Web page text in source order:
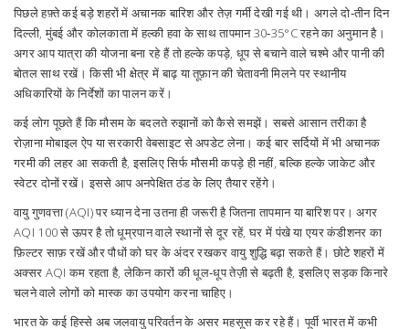
पिछले हफ़्ते कई बड़े शहरों में अचानक बारिश और तेज़ गर्मी देखी गई थी। अगले दो‑तीन दिन
दिल्ली, मुंबई और कोलकाता में हल्की हवा के साथ तापमान 30‑35°C रहने का अनुमान है।
अगर आप यात्रा की योजना बना रहे हैं तो हल्के कपड़े, धूप से बचाने वाले चश्मे और पानी की
बोतल साथ रखें। किसी भी क्षेत्र में बाढ़ या तूफ़ान की चेतावनी मिलने पर स्थानीय
अधिकारियों के निर्देशों का पालन करें।
कई लोग पूछते हैं कि मौसम के बदलते रुझानों को कैसे समझें। सबसे आसान तरीका है
रोज़ाना मोबाइल ऐप या सरकारी वेबसाइट से अपडेट लेना। कई बार सर्दियों में भी अचानक
गरमी की लहर आ सकती है, इसलिए सिर्फ मौसमी कपड़े ही नहीं, बल्कि हल्के जाकेट और
स्वेटर दोनों रखें। इससे आप अनपेक्षित ठंड के लिए तैयार रहेंगे।
वायु गुणवत्ता (AQI) पर ध्यान देना उतना ही जरूरी है जितना तापमान या बारिश पर। अगर
AQI 100 से ऊपर है तो धूम्रपान वाले स्थानों से दूर रहें, घर में पंखे या एयर कंडीशनर का
फ़िल्टर साफ़ रखें और पौधों को घर के अंदर रखकर वायु शुद्धि बढ़ा सकते हैं। छोटे शहरों में
अक्सर AQI कम रहता है, लेकिन कारों की धूल‑धूप तेज़ी से बढ़ती है, इसलिए सड़क किनारे
चलने वाले लोगों को मास्क का उपयोग करना चाहिए।
भारत के कई हिस्से अब जलवायु परिवर्तन के असर महसूस कर रहे हैं। पूर्वी भारत में कभी